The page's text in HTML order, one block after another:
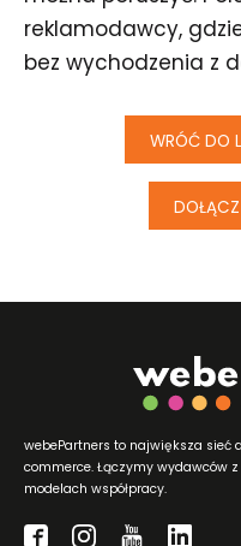
reklamodawcy,
bez wychodzenia z
WRÓĆ DO
webePartners to największa
commerce. Łączymy wydawców
modelach współpracy.